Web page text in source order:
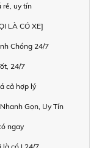
rẻ, uy tín
LÀ CÓ XE]
Chóng 24/7
24/7
cả hợp lý
Gọn, Uy Tín
ngay